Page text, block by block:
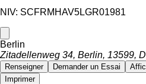
NIV: SCFRMHAV5LGR01981
Berlin
Zitadellenweg 34, Berlin, 13599,
Renseigner Demander un Essai
Imprimer